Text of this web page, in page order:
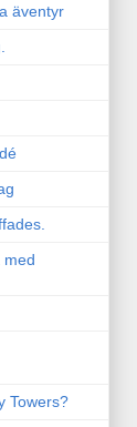
äventyr
med
Towers?